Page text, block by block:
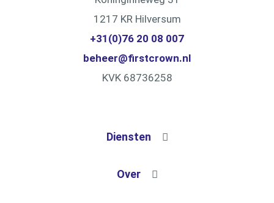
1217 KR Hilversum
+31(0)76 20 08 007
beheer@firstcrown.nl
KVK 68736258
Diensten
Over